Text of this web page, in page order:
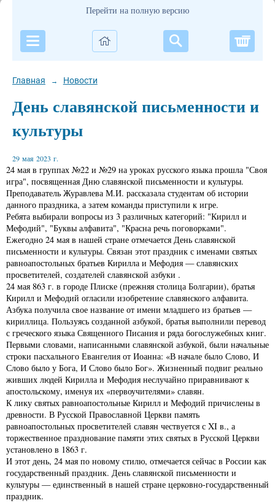
Перейти на полную версию
Главная → Новости
День славянской письменности и
культуры
29 мая 2023 г.
24 мая в группах №22 и №29 на уроках русского языка прошла "Своя
игра", посвященная Дню славянской письменности и культуры.
Преподаватель Журавлева М.И. рассказала студентам об истории
данного праздника, а затем команды приступили к игре.
Ребята выбирали вопросы из 3 различных категорий: "Кирилл и
Мефодий", "Буквы алфавита", "Красна речь поговорками".
Ежегодно 24 мая в нашей стране отмечается День славянской
письменности и культуры. Связан этот праздник с именами святых
равноапостольных братьев Кирилла и Мефодия — славянских
просветителей, создателей славянской азбуки .
24 мая 863 г. в городе Плиске (прежняя столица Болгарии), братья
Кирилл и Мефодий огласили изобретение славянского алфавита.
Азбука получила свое название от имени младшего из братьев —
кириллица. Пользуясь созданной азбукой, братья выполнили перевод
с греческого языка Священного Писания и ряда богослужебных книг.
Первыми словами, написанными славянской азбукой, были начальные
строки пасхального Евангелия от Иоанна: «В начале было Слово, И
Слово было у Бога, И Слово было Бог». Жизненный подвиг реально
живших людей Кирилла и Мефодия неслучайно приравнивают к
апостольскому, именуя их «первоучителями» славян.
К лику святых равноапостольные Кирилл и Мефодий причислены в
древности. В Русской Православной Церкви память
равноапостольных просветителей славян чествуется с XI в., а
торжественное празднование памяти этих святых в Русской Церкви
установлено в 1863 г.
И этот день, 24 мая по новому стилю, отмечается сейчас в России как
государственный праздник. День славянской письменности и
культуры — единственный в нашей стране церковно-государственный
праздник.